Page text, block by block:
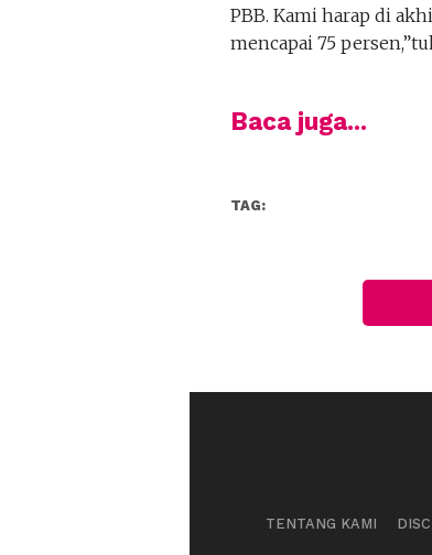
PBB. Kami harap di
mencapai 75
Baca juga...
TAG:
TENTANG KAMI